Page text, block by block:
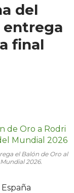
del
entrega
final
el Balón de Oro al
2026.